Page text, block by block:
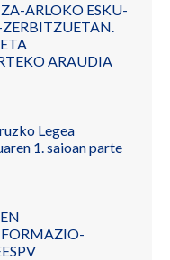
ARLOKO ESKU-
ARAUDIA
Legea
1. saioan parte